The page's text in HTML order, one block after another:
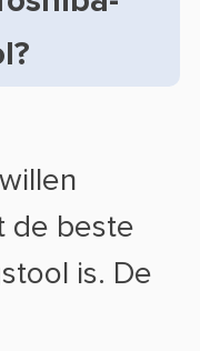
de beste
is. De